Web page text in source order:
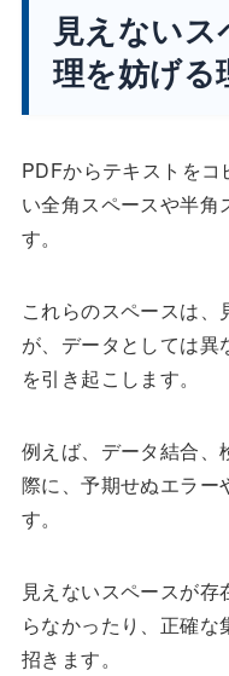
見えない
理を妨げる
PDFからテキストを
い全角スペースや半角
す。
これらのスペースは
が、データとしては異
を引き起こします。
例えば、データ結合、
際に、予期せぬエラー
す。
見えないスペースが
らなかったり、正確
招きます。